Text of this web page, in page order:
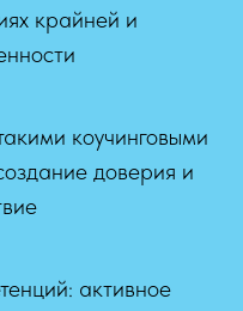
крайней и
коучинговыми
доверия и
активное